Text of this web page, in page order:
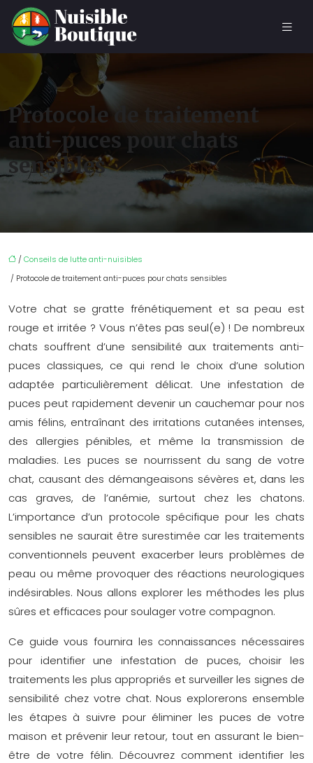
Protocole de traitement
anti-puces pour chats
sensibles
/Conseils de lutte anti-nuisibles
/ Protocole de traitement anti-puces pour chats sensibles
Votre chat se gratte frénétiquement et sa peau est
rouge et irritée ? Vous n’êtes pas seul(e) ! De nombreux
chats souffrent d’une sensibilité aux traitements anti-
puces classiques, ce qui rend le choix d’une solution
adaptée particulièrement délicat. Une infestation de
puces peut rapidement devenir un cauchemar pour nos
amis félins, entraînant des irritations cutanées intenses,
des allergies pénibles, et même la transmission de
maladies. Les puces se nourrissent du sang de votre
chat, causant des démangeaisons sévères et, dans les
cas graves, de l’anémie, surtout chez les chatons.
L’importance d’un protocole spécifique pour les chats
sensibles ne saurait être surestimée car les traitements
conventionnels peuvent exacerber leurs problèmes de
peau ou même provoquer des réactions neurologiques
indésirables. Nous allons explorer les méthodes les plus
sûres et efficaces pour soulager votre compagnon.
Ce guide vous fournira les connaissances nécessaires
pour identifier une infestation de puces, choisir les
traitements les plus appropriés et surveiller les signes de
sensibilité chez votre chat. Nous explorerons ensemble
les étapes à suivre pour éliminer les puces de votre
maison et prévenir leur retour, tout en assurant le bien-
être de votre félin. Découvrez comment identifier les